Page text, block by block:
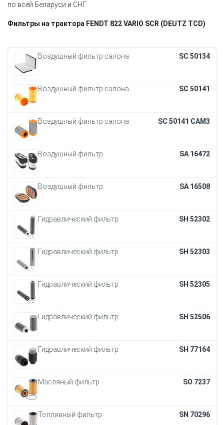
по всей Беларуси и СНГ.
Фильтры на трактора FENDT 822 VARIO SCR (DEUTZ TCD)
Воздушный фильтр салона SC 50134
Воздушный фильтр салона SC 50141
Воздушный фильтр салона SC 50141 CAM3
Воздушный фильтр SA 16472
Воздушный фильтр SA 16508
Гидравлический фильтр SH 52302
Гидравлический фильтр SH 52303
Гидравлический фильтр SH 52305
Гидравлический фильтр SH 52506
Гидравлический фильтр SH 77164
Масляный фильтр SO 7237
Топливный фильтр SN 70296